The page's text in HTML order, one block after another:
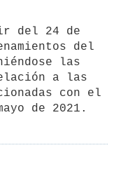
del
las
a las
con el